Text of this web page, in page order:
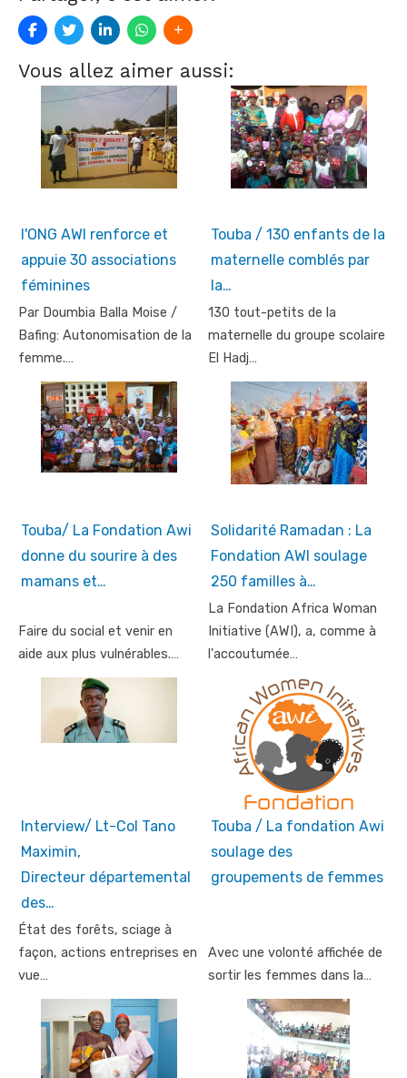
Vous allez aimer aussi:
l'ONG AWI renforce et
appuie 30 associations
féminines
Par Doumbia Balla Moise /
Bafing: Autonomisation de la
femme.…
Touba / 130 enfants de la
maternelle comblés par
la…
130 tout-petits de la
maternelle du groupe scolaire
El Hadj…
Touba/ La Fondation Awi
donne du sourire à des
mamans et…
Faire du social et venir en
aide aux plus vulnérables.…
Solidarité Ramadan : La
Fondation AWI soulage
250 familles à…
La Fondation Africa Woman
Initiative (AWI), a, comme à
l'accoutumée…
Interview/ Lt-Col Tano
Maximin,
Directeur départemental
des…
État des forêts, sciage à
façon, actions entreprises en
vue…
Touba / La fondation Awi
soulage des
groupements de femmes
Avec une volonté affichée de
sortir les femmes dans la…